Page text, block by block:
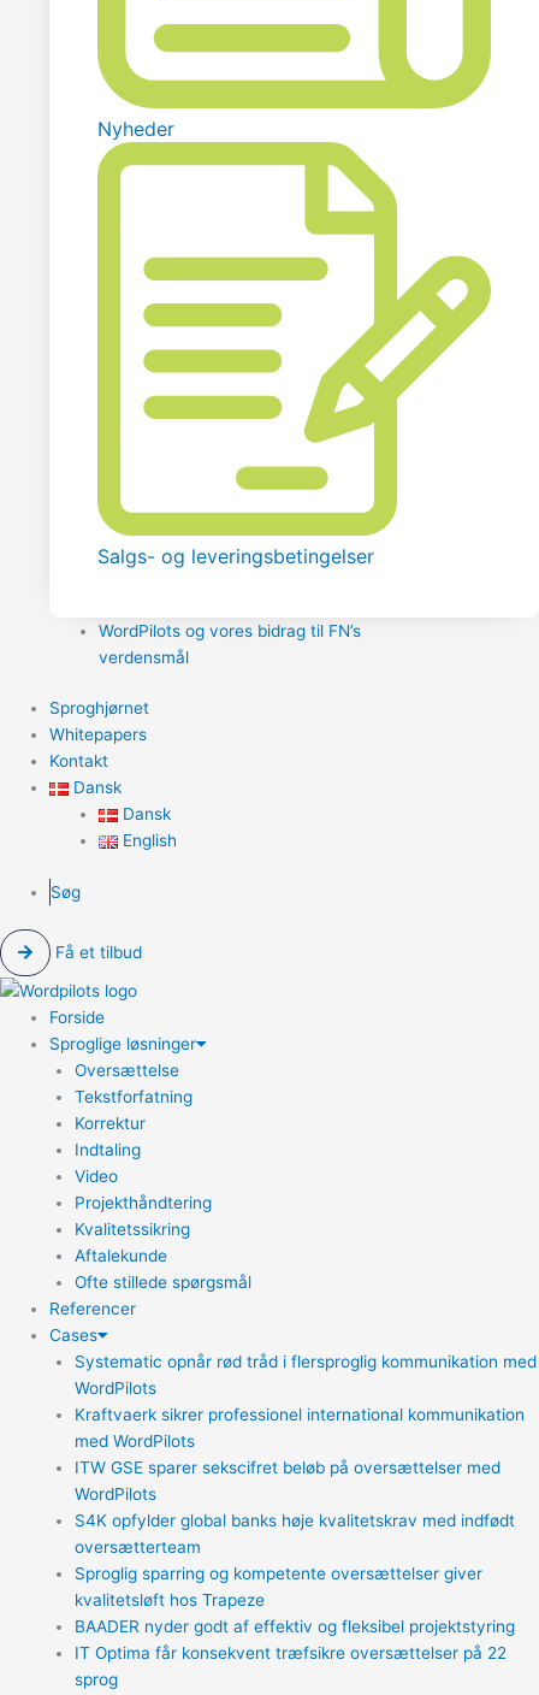
Nyheder
Salgs- og leveringsbetingelser
WordPilots og vores bidrag til FN’s
verdensmål
Sproghjørnet
Whitepapers
Kontakt
Dansk
Dansk
English
Søg
Få et tilbud
Forside
Sproglige løsninger
Oversættelse
Tekstforfatning
Korrektur
Indtaling
Video
Projekthåndtering
Kvalitetssikring
Aftalekunde
Ofte stillede spørgsmål
Referencer
Cases
Systematic opnår rød tråd i flersproglig kommunikation med
WordPilots
Kraftvaerk sikrer professionel international kommunikation
med WordPilots
ITW GSE sparer sekscifret beløb på oversættelser med
WordPilots
S4K opfylder global banks høje kvalitetskrav med indfødt
oversætterteam
Sproglig sparring og kompetente oversættelser giver
kvalitetsløft hos Trapeze
BAADER nyder godt af effektiv og fleksibel projektstyring
IT Optima får konsekvent træfsikre oversættelser på 22
sprog